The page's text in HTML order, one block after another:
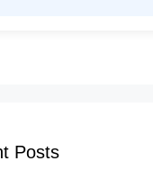
Posts